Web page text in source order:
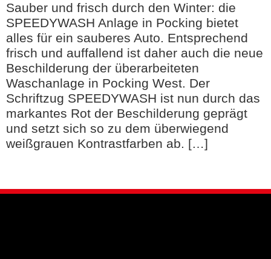
Sauber und frisch durch den Winter: die
SPEEDYWASH Anlage in Pocking bietet
alles für ein sauberes Auto. Entsprechend
frisch und auffallend ist daher auch die neue
Beschilderung der überarbeiteten
Waschanlage in Pocking West. Der
Schriftzug SPEEDYWASH ist nun durch das
markantes Rot der Beschilderung geprägt
und setzt sich so zu dem überwiegend
weißgrauen Kontrastfarben ab. […]